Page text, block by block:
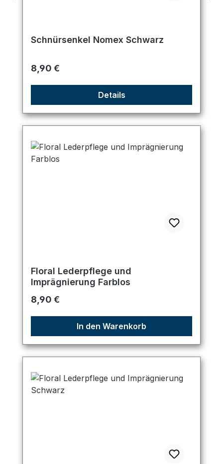
Schnürsenkel Nomex Schwarz
Regulärer Preis:
8,90 €
Details
Floral Lederpflege und
Imprägnierung Farblos
Regulärer Preis:
8,90 €
In den Warenkorb